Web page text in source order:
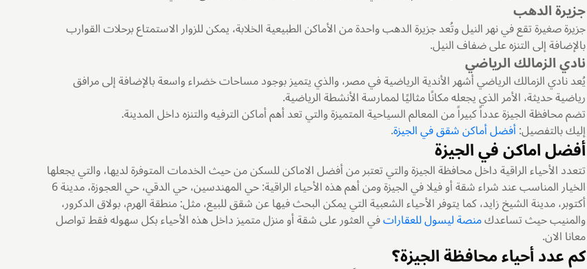
جزيرة الدهب
جزيرة صغيرة تقع في نهر النيل وتُعد جزيرة الدهب واحدة من الأماكن الطبيعية الخلابة، يمكن للزوار الاستمتاع برحلات القوارب
بالإضافة إلى التنزه على ضفاف النيل.
نادي الزمالك الرياضي
يُعد نادي الزمالك الرياضي أشهر الأندية الرياضية في مصر، والذي يتميز بوجود مساحات خضراء واسعة بالإضافة إلى مرافق
رياضية حديثة، الأمر الذي يجعله مكانًا مثاليًا لممارسة الأنشطة الرياضية.
تضم محافظة الجيزة عدداً كبيراً من المعالم السياحية المتميزة والتي تعد أهم أماكن الترفيه والتنزه داخل المدينة.
إليك بالتفصيل:أفضل أماكن شقق في الجيزة.
أفضل اماكن في الجيزة
تتعدد الأحياء الراقية داخل محافظة الجيزة والتي تعتبر من أفضل الاماكن للسكن من حيث الخدمات المتوفرة لديها، والتي يجعلها
الخيار المناسب عند شراء شقة أو فيلا في الجيزة ومن أهم هذه الأحياء الراقية: حي المهندسين، حي الدقي، حي العجوزة، مدينة 6
أكتوبر، مدينة الشيخ زايد، كما يتوفر الأحياء الشعبية التي يمكن البحث فيها عن شقق للبيع، مثل: منطقة الهرم، بولاق الدكرور،
والمنيب حيث تساعدكمنصة ليسول للعقاراتفي العثور على شقة أو منزل متميز داخل هذه الأحياء بكل سهوله فقط تواصل
معانا الان.
كم عدد أحياء محافظة الجيزة؟